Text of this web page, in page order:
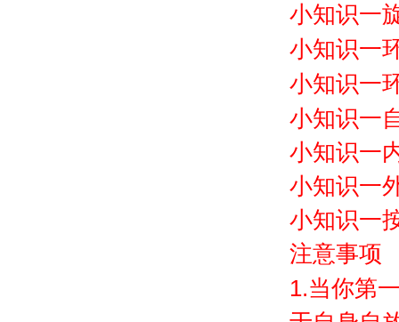
小知识一
小知识一
小知识一
小知识一
小知识一
小知识一
小知识一
注意事项
1.当你第